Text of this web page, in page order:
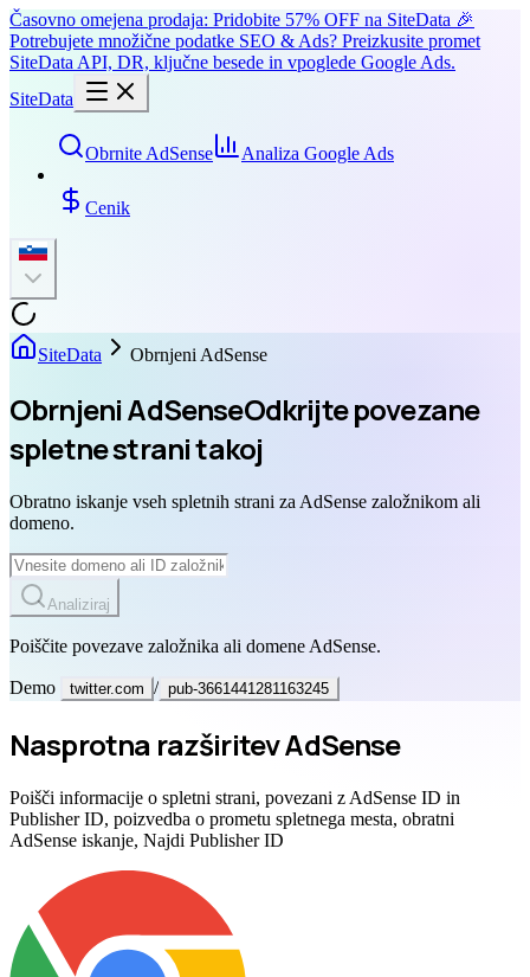
Časovno omejena prodaja: Pridobite 57% OFF na SiteData 🎉
Potrebujete množične podatke SEO & Ads? Preizkusite promet
SiteData API, DR, ključne besede in vpoglede Google Ads.
SiteData
Obrnite AdSense Analiza Google Ads
Cenik
SiteData Obrnjeni AdSense
Obrnjeni AdSenseOdkrijte povezane
spletne strani takoj
Obratno iskanje vseh spletnih strani za AdSense založnikom ali
domeno.
Analiziraj
Poiščite povezave založnika ali domene AdSense.
Demo twitter.com / pub-3661441281163245
Nasprotna razširitev AdSense
Poišči informacije o spletni strani, povezani z AdSense ID in
Publisher ID, poizvedba o prometu spletnega mesta, obratni
AdSense iskanje, Najdi Publisher ID